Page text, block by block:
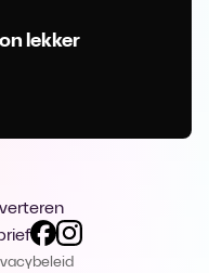
lekker